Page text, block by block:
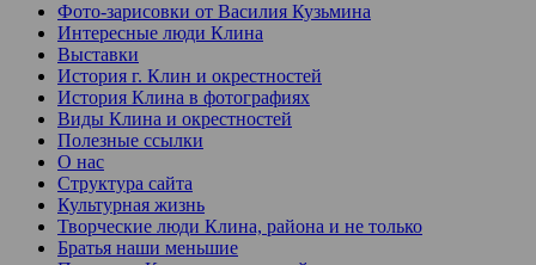
Фото-зарисовки от Василия Кузьмина
Интересные люди Клина
Выставки
История г. Клин и окрестностей
История Клина в фотографиях
Виды Клина и окрестностей
Полезные ссылки
О нас
Структура сайта
Культурная жизнь
Творческие люди Клина, района и не только
Братья наши меньшие